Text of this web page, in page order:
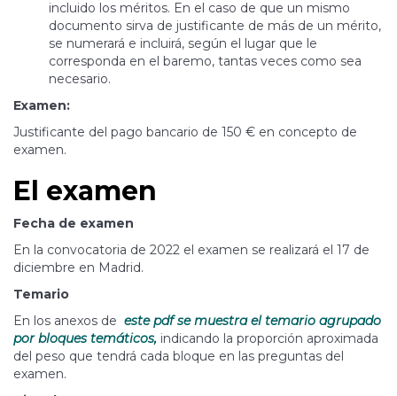
incluido los méritos. En el caso de que un mismo
documento sirva de justificante de más de un mérito,
se numerará e incluirá, según el lugar que le
corresponda en el baremo, tantas veces como sea
necesario.
Examen:
Justificante del pago bancario de 150 € en concepto de
examen.
El examen
Fecha de examen
En la convocatoria de 2022 el examen se realizará el 17 de
diciembre en Madrid.
Temario
En los anexos de este pdf se muestra el temario agrupado
por bloques temáticos, indicando la proporción aproximada
del peso que tendrá cada bloque en las preguntas del
examen.